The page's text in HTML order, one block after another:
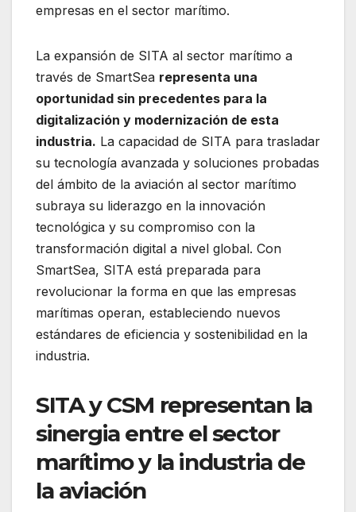
empresas en el sector marítimo.
La expansión de SITA al sector marítimo a
través de SmartSea representa una
oportunidad sin precedentes para la
digitalización y modernización de esta
industria. La capacidad de SITA para trasladar
su tecnología avanzada y soluciones probadas
del ámbito de la aviación al sector marítimo
subraya su liderazgo en la innovación
tecnológica y su compromiso con la
transformación digital a nivel global. Con
SmartSea, SITA está preparada para
revolucionar la forma en que las empresas
marítimas operan, estableciendo nuevos
estándares de eficiencia y sostenibilidad en la
industria.
SITA y CSM representan la
sinergia entre el sector
marítimo y la industria de
la aviación